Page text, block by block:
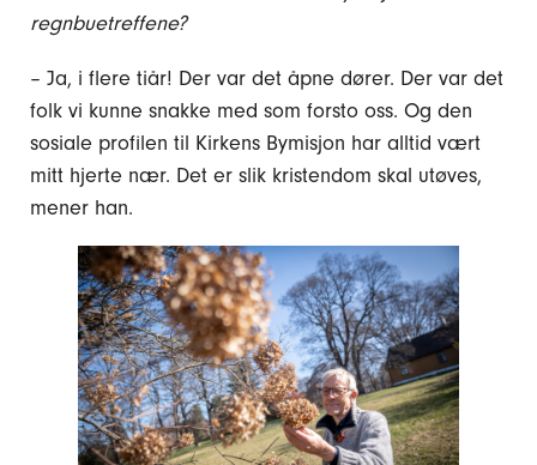
regnbuetreffene?
– Ja, i flere tiår! Der var det åpne dører. Der var det
folk vi kunne snakke med som forsto oss. Og den
sosiale profilen til Kirkens Bymisjon har alltid vært
mitt hjerte nær. Det er slik kristendom skal utøves,
mener han.